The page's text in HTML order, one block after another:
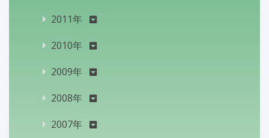
2011年
2010年
2009年
2008年
2007年